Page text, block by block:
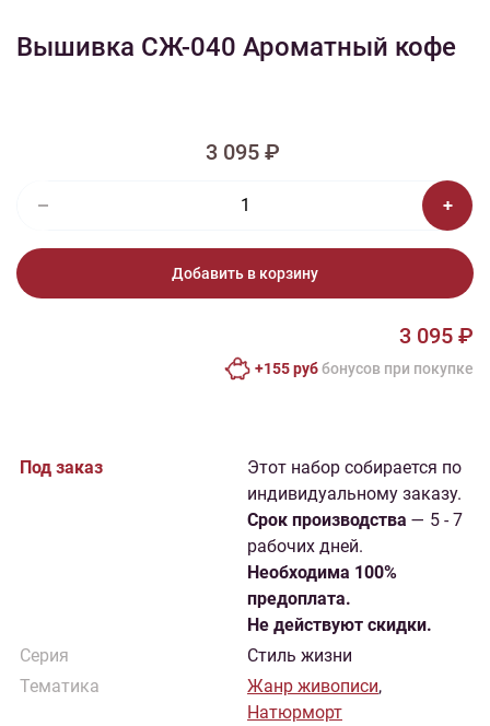
Вышивка СЖ-040 Ароматный кофе
3 095 ₽
Добавить в корзину
3 095 ₽
+155 руббонусов при покупке
Под заказ
Этот набор собирается по
индивидуальному заказу.
Cрок производства — 5 - 7
рабочих дней.
Необходима 100%
предоплата.
Не действуют скидки.
Серия
Стиль жизни
Тематика
Жанр живописи,
Натюрморт